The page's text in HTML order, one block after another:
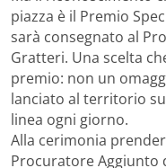
piazza è il Premio
sarà consegnato al
Gratteri. Una scelta
premio: non un
lanciato al territorio
linea ogni giorno.
Alla cerimonia
Procuratore Aggiunto